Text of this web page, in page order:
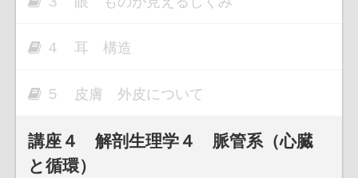
４ 耳 構造
５ 皮膚 外皮について
講座４ 解剖生理学４ 脈管系（心臓
と循環）